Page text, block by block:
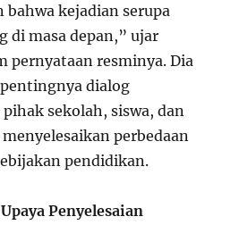
kejadian serupa
di masa depan,” ujar
pernyataan resminya. Dia
dialog
sekolah, siswa, dan
perbedaan
pendidikan.
Penyelesaian